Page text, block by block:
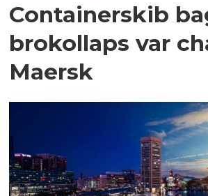
Containerskib
brokollaps var
Maersk